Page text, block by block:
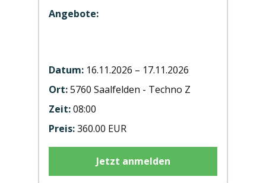
16.11.2026 – 17.11.2026
5760 Saalfelden - Techno Z
08:00
360.00 EUR
Jetzt anmelden